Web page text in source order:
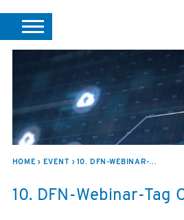
VEREIN INTERN
HOME EVENT 10. DFN-WEBINAR-TAG CLOUD
10. DFN-Webinar-Tag